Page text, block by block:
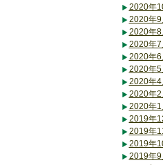
2020年
2020年9
2020年8
2020年7
2020年6
2020年5
2020年4
2020年2
2020年1
2019年
2019年
2019年
2019年9